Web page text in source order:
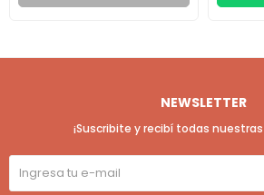
NEWSLETTER
¡Suscribite y recibí todas